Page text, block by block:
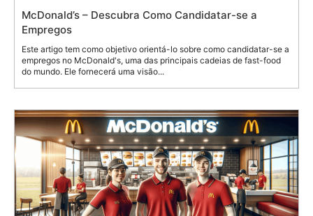
McDonald’s – Descubra Como Candidatar-se a
Empregos
Este artigo tem como objetivo orientá-lo sobre como candidatar-se a
empregos no McDonald's, uma das principais cadeias de fast-food
do mundo. Ele fornecerá uma visão...